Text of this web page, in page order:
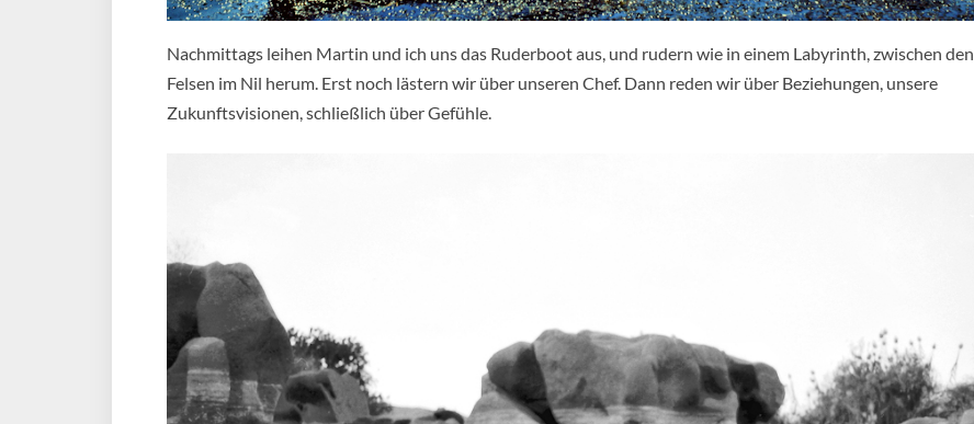
Nachmittags leihen Martin und ich uns das Ruderboot aus, und rudern wie in einem Labyrinth, zwischen den
Felsen im Nil herum. Erst noch lästern wir über unseren Chef. Dann reden wir über Beziehungen, unsere
Zukunftsvisionen, schließlich über Gefühle.